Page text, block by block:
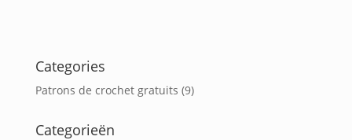
Categories
Patrons de crochet gratuits (9)
Categorieën